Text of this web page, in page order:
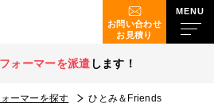
お問い合わせ
お見積り
ォーマーを派遣 します！
ーマーを探す ひとみ＆Friends